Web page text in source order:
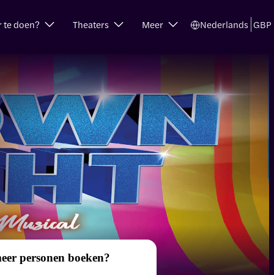
te doen? Theaters Meer Nederlands GBP
personen boeken?